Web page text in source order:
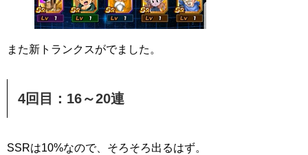
また新トランクスがでました。
4回目：16～20連
SSRは10%なので、そろそろ出るはず。